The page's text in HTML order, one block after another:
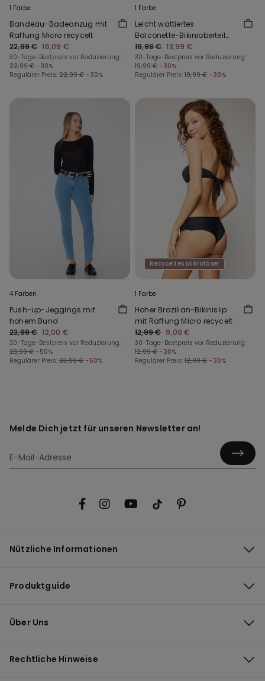
1 Farbe
Bandeau-Badeanzug mit
Raffung Micro recycelt
22,99 € 16,09 €
30-Tage-Bestpreis vor Reduzierung:
22,99 € -30%
Regulärer Preis: 22,99 € -30%
1 Farbe
Leicht wattiertes
Balconette-Bikinioberteil
mit Raffung aus recycelter
Mikrofaser
19,99 € 13,99 €
30-Tage-Bestpreis vor Reduzierung:
19,99 € -30%
Regulärer Preis: 19,99 € -30%
4 Farben
Push-up-Jeggings mit
hohem Bund
23,99 € 12,00 €
30-Tage-Bestpreis vor Reduzierung:
23,99 € -50%
Regulärer Preis: 23,99 € -50%
Recyceltes Mikrofaser
1 Farbe
Hoher Brazilian-Bikinislip
mit Raffung Micro recycelt
12,99 € 9,09 €
30-Tage-Bestpreis vor Reduzierung:
12,99 € -30%
Regulärer Preis: 12,99 € -30%
Melde Dich jetzt für unseren Newsletter an!
Nützliche Informationen
Produktguide
Über Uns
Rechtliche Hinweise